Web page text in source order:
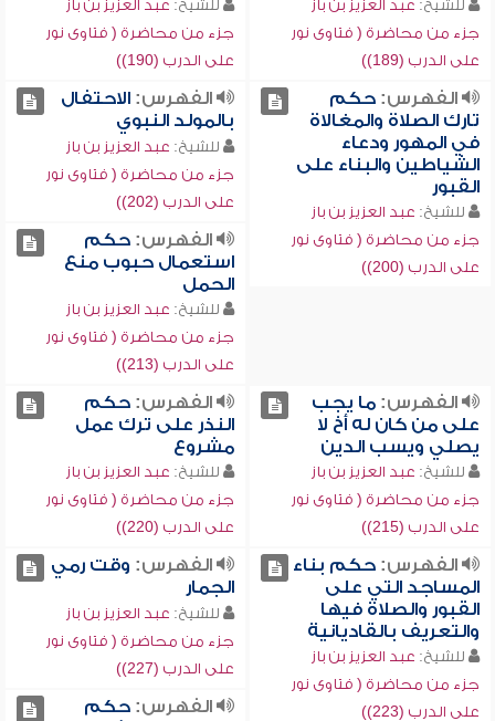
للشيخ: عبد العزيز بن باز
جزء من محاضرة ( فتاوى نور
على الدرب (189))
للشيخ: عبد العزيز بن باز
جزء من محاضرة ( فتاوى نور
على الدرب (190))
الفهرس:حكم
تارك الصلاة والمغالاة
في المهور ودعاء
الشياطين والبناء على
القبور
للشيخ: عبد العزيز بن باز
جزء من محاضرة ( فتاوى نور
على الدرب (200))
الفهرس:الاحتفال
بالمولد النبوي
للشيخ: عبد العزيز بن باز
جزء من محاضرة ( فتاوى نور
على الدرب (202))
الفهرس:حكم
استعمال حبوب منع
الحمل
للشيخ: عبد العزيز بن باز
جزء من محاضرة ( فتاوى نور
على الدرب (213))
الفهرس:ما يجب
على من كان له أخ لا
يصلي ويسب الدين
للشيخ: عبد العزيز بن باز
جزء من محاضرة ( فتاوى نور
على الدرب (215))
الفهرس:حكم
النذر على ترك عمل
مشروع
للشيخ: عبد العزيز بن باز
جزء من محاضرة ( فتاوى نور
على الدرب (220))
الفهرس:حكم بناء
المساجد التي على
القبور والصلاة فيها
والتعريف بالقاديانية
للشيخ: عبد العزيز بن باز
جزء من محاضرة ( فتاوى نور
على الدرب (223))
الفهرس: وقت رمي
الجمار
للشيخ: عبد العزيز بن باز
جزء من محاضرة ( فتاوى نور
على الدرب (227))
الفهرس:حكم